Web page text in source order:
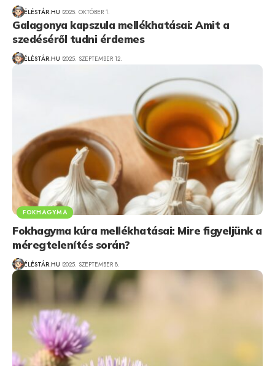
ÉLÉSTÁR.HU 2025. OKTÓBER 1.
Galagonya kapszula mellékhatásai: Amit a
szedéséről tudni érdemes
ÉLÉSTÁR.HU 2025. SZEPTEMBER 12.
FOKHAGYMA
Fokhagyma kúra mellékhatásai: Mire figyeljünk a
méregtelenítés során?
ÉLÉSTÁR.HU 2025. SZEPTEMBER 8.